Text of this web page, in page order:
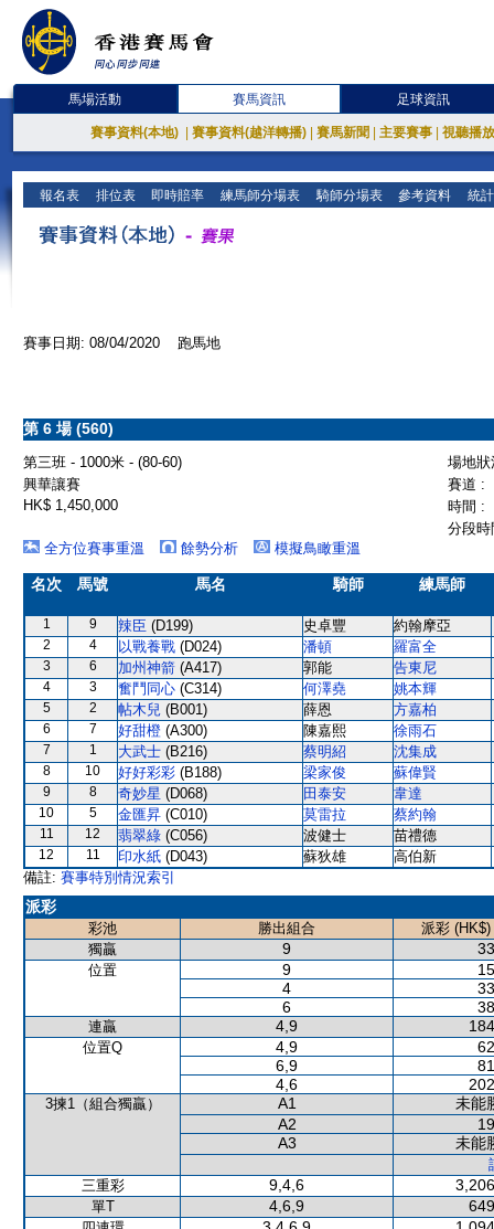
馬場活動 賽馬資訊 足球資訊
賽事資料(本地) 賽事資料(越洋轉播) 賽馬新聞 主要賽事 視聽播
報名表 排位表 即時賠率 練馬師分場表 騎師分場表 參考資料 統
賽事日期: 08/04/2020 跑馬地
第 6 場 (560)
第三班 - 1000米 - (80-60)
場地
興華讓賽
賽道 :
HK$ 1,450,000
時間 :
分段
全方位賽事重溫
餘勢分析 模擬鳥瞰重溫
名次 馬號 馬名 騎師 練馬師
1 9 辣臣 (D199) 史卓豐 約翰摩亞
2 4 以戰養戰 (D024) 潘頓 羅富全
3 6 加州神箭 (A417) 郭能 告東尼
4 3 奮鬥同心 (C314) 何澤堯 姚本輝
5 2 帖木兒 (B001) 薛恩 方嘉柏
6 7 好甜橙 (A300) 陳嘉熙 徐雨石
7 1 大武士 (B216) 蔡明紹 沈集成
8 10 好好彩彩 (B188) 梁家俊 蘇偉賢
9 8 奇妙星 (D068) 田泰安 韋達
10 5 金匯昇 (C010) 莫雷拉 蔡約翰
11 12 翡翠綠 (C056) 波健士 苗禮德
12 11 印水紙 (D043) 蘇狄雄
高伯新
備註: 賽事特別情況索引
派彩
彩池 勝出組合
派彩 (HK$)
獨贏
9
位置 9
4
6
連贏 4,9
位置Q 4,9
6,9
4,6
3揀1（組合獨贏） A1
未能
A2
A3
未能
三重彩
9,4,6
單T 4,6,9